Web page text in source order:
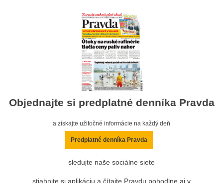
Objednajte si predplatné denníka Pravda
a získajte užitočné informácie na každý deň
Predplatné denníka Pravda
sledujte naše sociálne siete
stiahnite si aplikáciu a čítajte Pravdu pohodlne aj v